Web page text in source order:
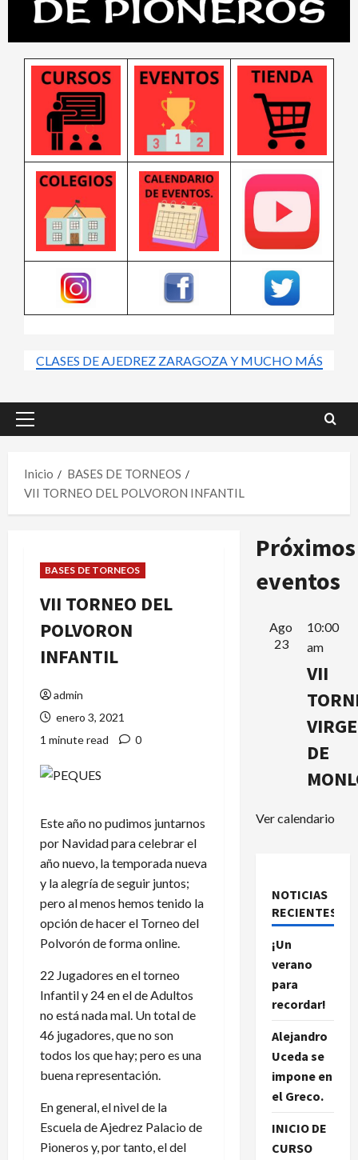
CLASES DE AJEDREZ ZARAGOZA Y MUCHO MÁS
Menú
Inicio
BASES DE TORNEOS
VII TORNEO DEL POLVORON INFANTIL
BASES DE TORNEOS
VII TORNEO DEL
POLVORON
INFANTIL
admin
enero 3, 2021
1 minute read
0
Este año no pudimos juntarnos
por Navidad para celebrar el
año nuevo, la temporada nueva
y la alegría de seguir juntos;
pero al menos hemos tenido la
opción de hacer el Torneo del
Polvorón de forma online.
22 Jugadores en el torneo
Infantil y 24 en el de Adultos
no está nada mal. Un total de
46 jugadores, que no son
todos los que hay; pero es una
buena representación.
En general, el nivel de la
Escuela de Ajedrez Palacio de
Pioneros y, por tanto, el del
Próximos
eventos
Ago
23
10:00
am
VII
DE
Ver calendario
NOTICIAS
RECIENTES.
¡Un
verano
para
recordar!
Alejandro
Uceda se
impone en
el Greco.
INICIO DE
CURSO